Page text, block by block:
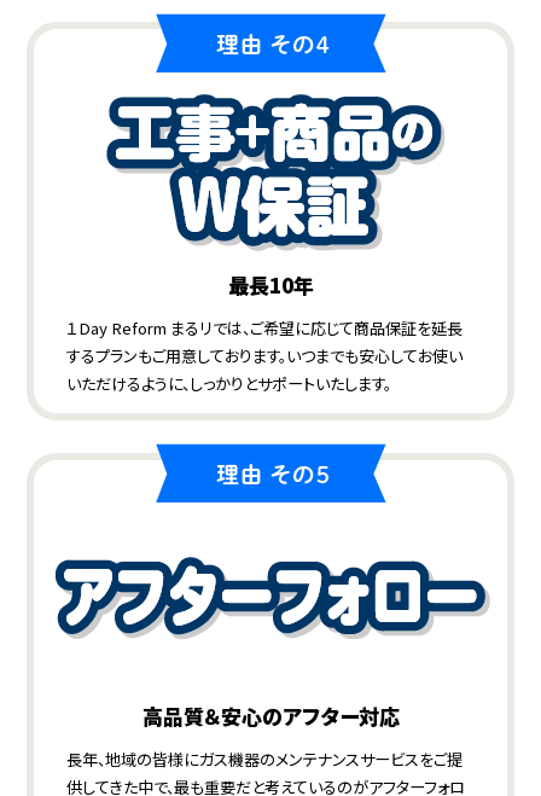
最長10年
１Day Reform まるリでは、ご希望に応じて商品保証を延長
するプランもご用意しております。いつまでも安心してお使い
いただけるように、しっかりとサポートいたします。
高品質＆安心のアフター対応
長年、地域の皆様にガス機器のメンテナンスサービスをご提
供してきた中で、最も重要だと考えているのがアフターフォロ